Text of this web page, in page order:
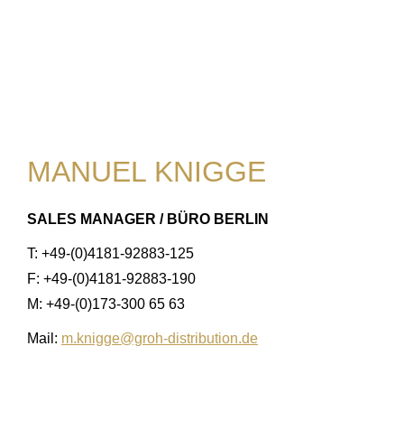
MANUEL KNIGGE
SALES MANAGER / BÜRO BERLIN
T: +49-(0)4181-92883-125
F: +49-(0)4181-92883-190
M: +49-(0)173-300 65 63
Mail: m.knigge@groh-distribution.de